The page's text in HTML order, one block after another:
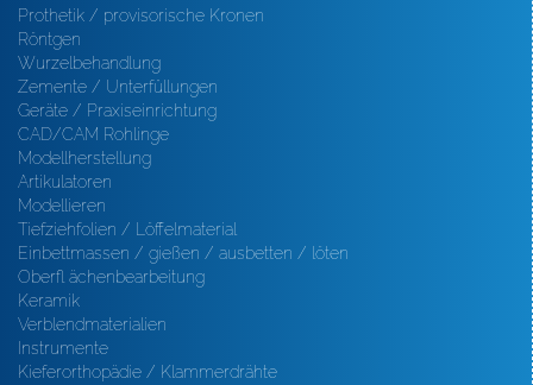
Prothetik / provisorische Kronen
Röntgen
Wurzelbehandlung
Zemente / Unterfüllungen
Geräte / Praxiseinrichtung
CAD/CAM Rohlinge
Modellherstellung
Artikulatoren
Modellieren
Tiefziehfolien / Löffelmaterial
Einbettmassen / gießen / ausbetten / löten
Oberfl ächenbearbeitung
Keramik
Verblendmaterialien
Instrumente
Kieferorthopädie / Klammerdrähte